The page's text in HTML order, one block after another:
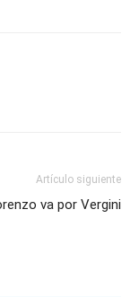
Artículo siguiente
va por Vergini